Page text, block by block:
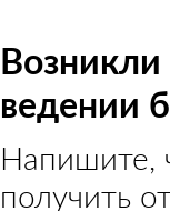
Возникли
ведении
Напишите,
получить